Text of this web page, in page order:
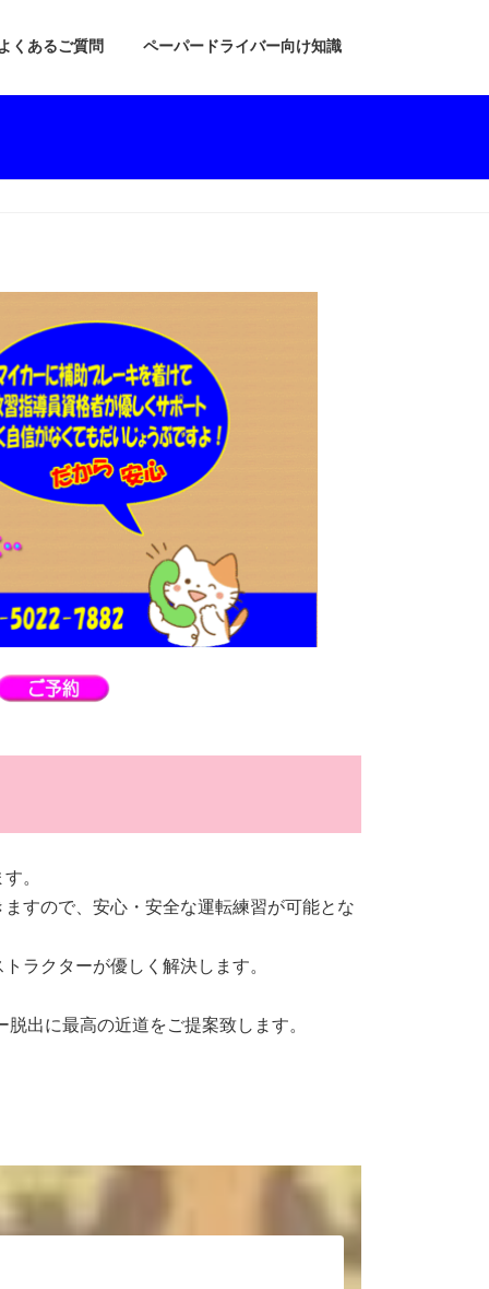
くあるご質問 ペーパードライバー向け知識
。
すので、安心・安全な運転練習が可能とな
ラクターが優しく解決します。
出に最高の近道をご提案致します。